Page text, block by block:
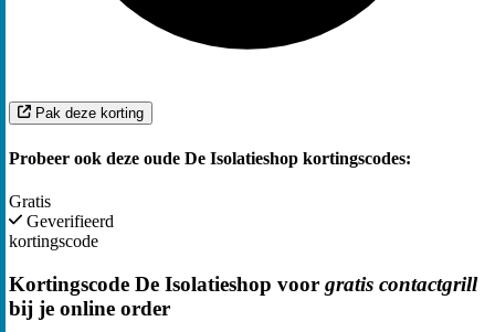
Pak deze korting
Probeer ook deze oude De Isolatieshop kortingscodes:
Gratis
Geverifieerd
kortingscode
Kortingscode De Isolatieshop voor gratis contactgrill
bij je online order